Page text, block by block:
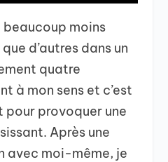
moins
d’autres dans un
quatre
à mon sens et c’est
provoquer une
Après une
avec moi-même, je